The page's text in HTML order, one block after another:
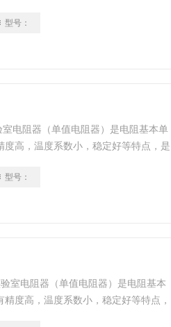
量变送器输出端的统一信号。
型号：
电阻器（单值电阻器）是电阻基本单
高，温度系数小，稳定好等特点，是
电量变送器输出端的统一信号。
型号：
室电阻器（单值电阻器）是电阻基本
度高，温度系数小，稳定好等特点，